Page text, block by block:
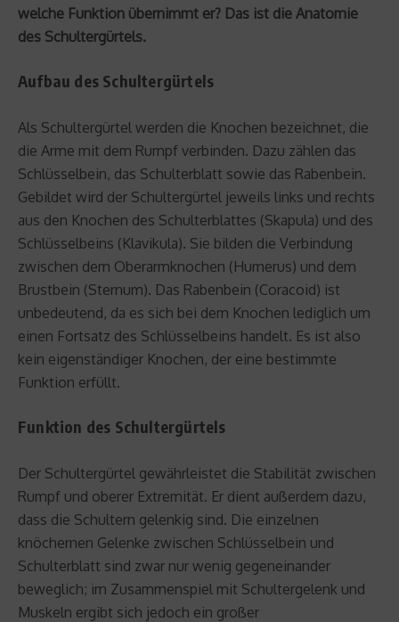
welche Funktion übernimmt er? Das ist die Anatomie
des Schultergürtels.
Aufbau des Schultergürtels
Als Schultergürtel werden die Knochen bezeichnet, die
die Arme mit dem Rumpf verbinden. Dazu zählen das
Schlüsselbein, das Schulterblatt sowie das Rabenbein.
Gebildet wird der Schultergürtel jeweils links und rechts
aus den Knochen des Schulterblattes (Skapula) und des
Schlüsselbeins (Klavikula). Sie bilden die Verbindung
zwischen dem Oberarmknochen (Humerus) und dem
Brustbein (Sternum). Das Rabenbein (Coracoid) ist
unbedeutend, da es sich bei dem Knochen lediglich um
einen Fortsatz des Schlüsselbeins handelt. Es ist also
kein eigenständiger Knochen, der eine bestimmte
Funktion erfüllt.
Funktion des Schultergürtels
Der Schultergürtel gewährleistet die Stabilität zwischen
Rumpf und oberer Extremität. Er dient außerdem dazu,
dass die Schultern gelenkig sind. Die einzelnen
knöchernen Gelenke zwischen Schlüsselbein und
Schulterblatt sind zwar nur wenig gegeneinander
beweglich; im Zusammenspiel mit Schultergelenk und
Muskeln ergibt sich jedoch ein großer